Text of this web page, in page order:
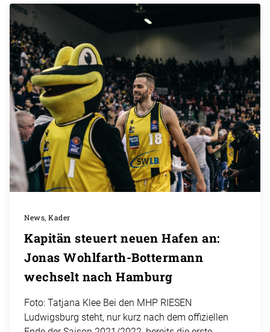
News, Kader
Kapitän steuert neuen Hafen an:
Jonas Wohlfarth-Bottermann
wechselt nach Hamburg
Foto: Tatjana Klee Bei den MHP RIESEN
Ludwigsburg steht, nur kurz nach dem offiziellen